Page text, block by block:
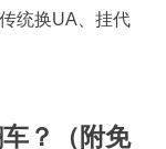
统换UA、挂代
？（附免